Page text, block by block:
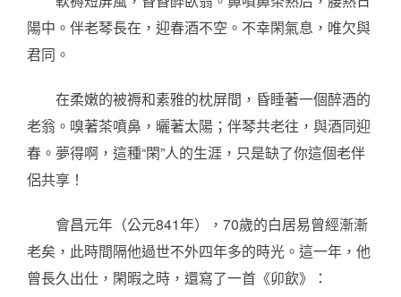
陽中。伴老琴長在，迎春酒不空。不幸閑氣息，唯欠與
君同。
在柔嫩的被褥和素雅的枕屏間，昏睡著一個醉酒的
老翁。嗅著茶噴鼻，曬著太陽；伴琴共老往，與酒同迎
春。夢得啊，這種“閑”人的生涯，只是缺了你這個老伴
侶共享！
會昌元年（公元841年），70歲的白居易曾經漸漸
老矣，此時間隔他過世不外四年多的時光。這一年，他
曾長久出仕，閑暇之時，還寫了一首《卯飲》：